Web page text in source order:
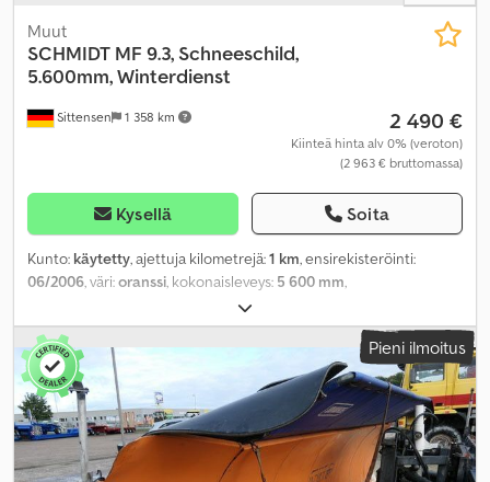
Sittensen 1 358 km
Muut
SCHMIDT MF 9.3, Schneeschild,
5.600mm, Winterdienst
2 490 €
Kiinteä hinta alv 0% (veroton)
(2 963 € bruttomassa)
Kysellä Soita
Kunto: käytetty, ajettuja kilometrejä:1 km, ensirekisteröinti:
06/2006, väri:oranssi, kokonaisleveys: 5 600 mm,
Pieni ilmoitus